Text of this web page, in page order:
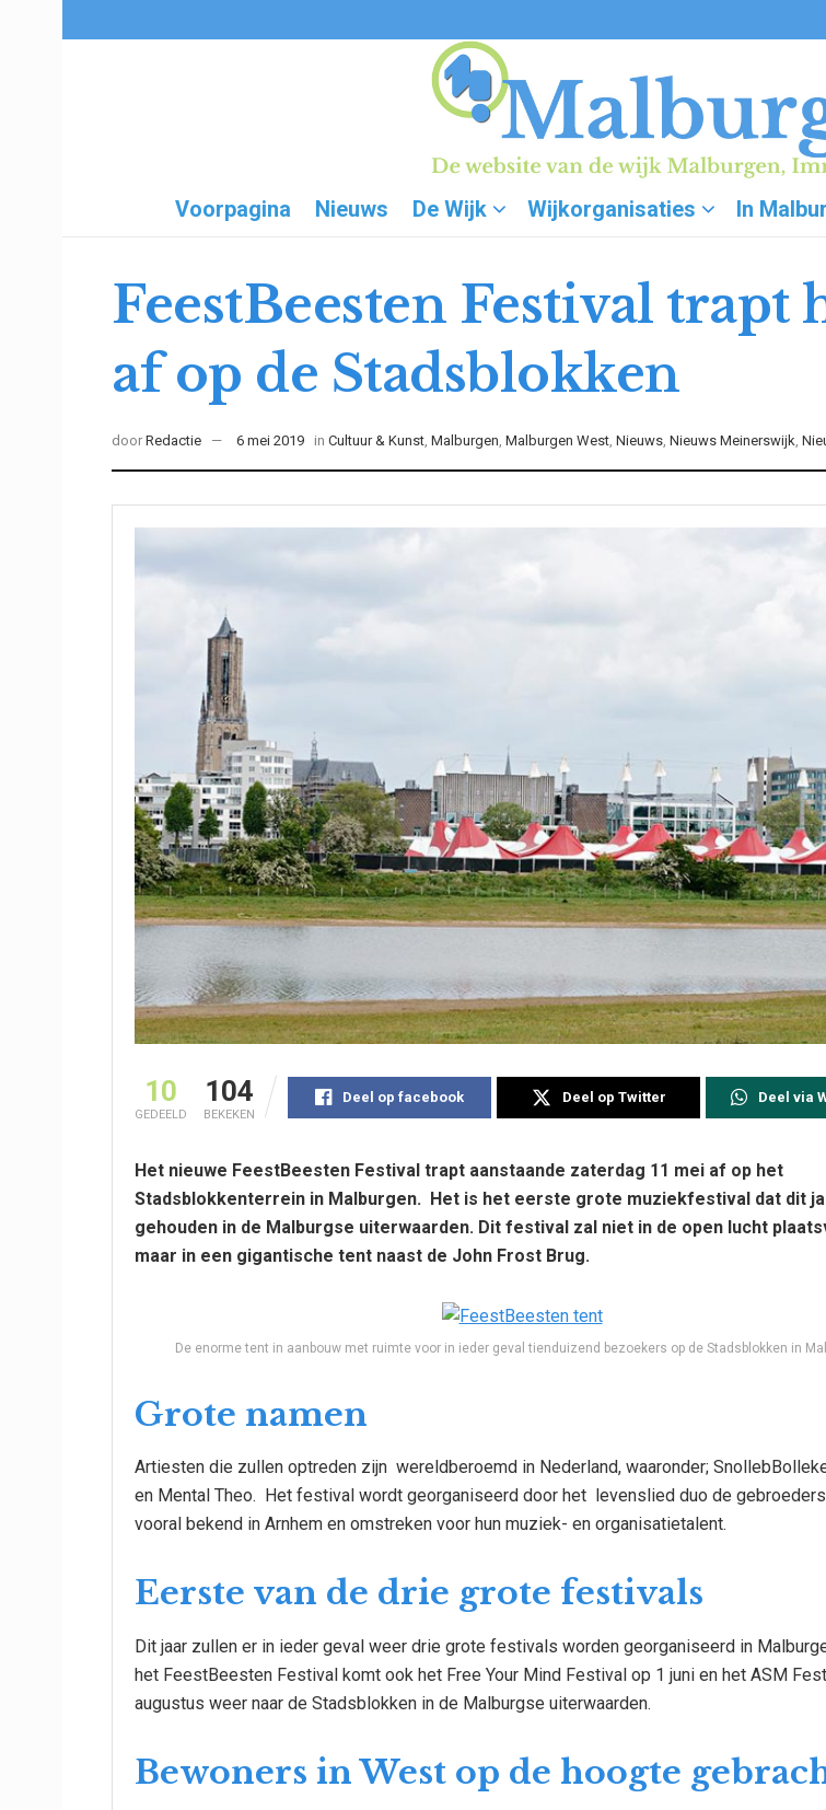
Voorpagina Nieuws De Wijk Wijkorganisaties In
FeestBeesten Festival
af op de Stadsblokken
door Redactie 6 mei 2019 in Cultuur & Kunst, Malburgen, Malburgen West, Nieuws, Nieuws Meinerswijk,
10
GEDEELD
104
BEKEKEN
Deel op facebook Deel op Twitter Deel via
Het nieuwe FeestBeesten Festival trapt aanstaande zaterdag 11 mei af op het
Stadsblokkenterrein in Malburgen. Het is het eerste grote muziekfestival dat dit
gehouden in de Malburgse uiterwaarden. Dit festival zal niet in de open lucht
maar in een gigantische tent naast de John Frost Brug.
De enorme tent in aanbouw met ruimte voor in ieder geval tienduizend bezoekers op de Stadsblokken in
Grote namen
Artiesten die zullen optreden zijn wereldberoemd in Nederland, waaronder;
en Mental Theo. Het festival wordt georganiseerd door het levenslied duo de
vooral bekend in Arnhem en omstreken voor hun muziek- en organisatietalent.
Eerste van de drie grote festivals
Dit jaar zullen er in ieder geval weer drie grote festivals worden georganiseerd in
het FeestBeesten Festival komt ook het Free Your Mind Festival op 1 juni en het ASM
augustus weer naar de Stadsblokken in de Malburgse uiterwaarden.
Bewoners in West op de hoogte